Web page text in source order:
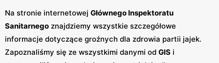
Na stronie internetowej Głównego Inspektoratu
Sanitarnego znajdziemy wszystkie szczegółowe
informacje dotyczące groźnych dla zdrowia partii jajek.
Zapoznaliśmy się ze wszystkimi danymi od GIS i